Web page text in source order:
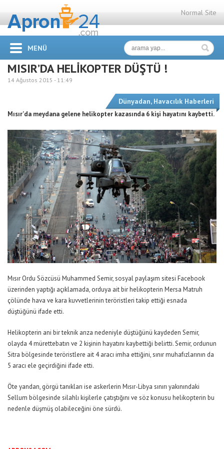
Normal Site
MENÜ
MISIR’DA HELİKOPTER DÜŞTÜ !
14 Ağustos 2015 - 11:49
Dünyadan, Havacılık Haberleri
Mısır’da meydana gelene helikopter kazasında 6 kişi hayatını kaybetti.
Mısır Ordu Sözcüsü Muhammed Semir, sosyal paylaşım sitesi Facebook
üzerinden yaptığı açıklamada, orduya ait bir helikopterin Mersa Matruh
çölünde hava ve kara kuvvetlerinin teröristleri takip ettiği esnada
düştüğünü ifade etti.
Helikopterin ani bir teknik arıza nedeniyle düştüğünü kaydeden Semir,
olayda 4 mürettebatın ve 2 kişinin hayatını kaybettiği belirtti. Semir, ordunun
Sitra bölgesinde teröristlere ait 4 aracı imha ettiğini, sınır muhafızlarının da
5 aracı ele geçirdiğini ifade etti.
Öte yandan, görgü tanıkları ise askerlerin Mısır-Libya sınırı yakınındaki
Sellum bölgesinde silahlı kişilerle çatıştığını ve söz konusu helikopterin bu
nedenle düşmüş olabileceğini öne sürdü.